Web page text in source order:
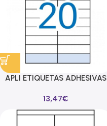
APLI ETIQUETAS ADHESIVAS
C/RECTOS 20 X 100H BLANCO
13,47€